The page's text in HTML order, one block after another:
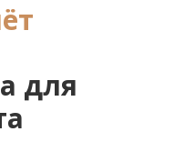
для